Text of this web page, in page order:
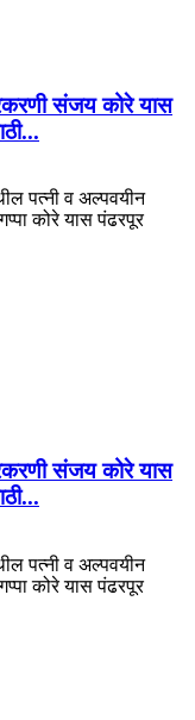
संजय कोरे यास
पत्नी व अल्पवयीन
कोरे यास पंढरपूर
संजय कोरे यास
पत्नी व अल्पवयीन
कोरे यास पंढरपूर